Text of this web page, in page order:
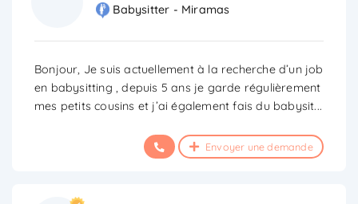
Babysitter - Miramas
Bonjour, Je suis actuellement à la recherche d’un job
en babysitting , depuis 5 ans je garde régulièrement
mes petits cousins et j’ai également fais du babysit...
Envoyer une demande